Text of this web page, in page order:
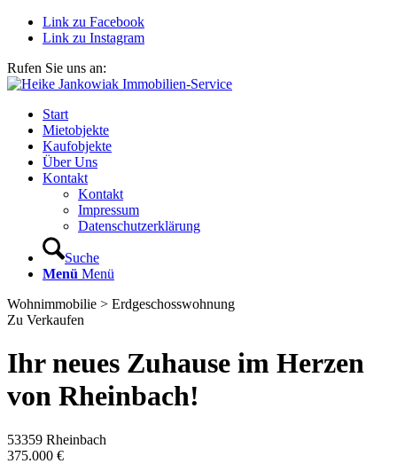
Link zu Facebook
Link zu Instagram
Rufen Sie uns an:
Start
Mietobjekte
Kaufobjekte
Über Uns
Kontakt
Kontakt
Impressum
Datenschutzerklärung
Suche
Menü Menü
Wohnimmobilie > Erdgeschosswohnung
Zu Verkaufen
Ihr neues Zuhause im Herzen
von Rheinbach!
53359 Rheinbach
375.000 €